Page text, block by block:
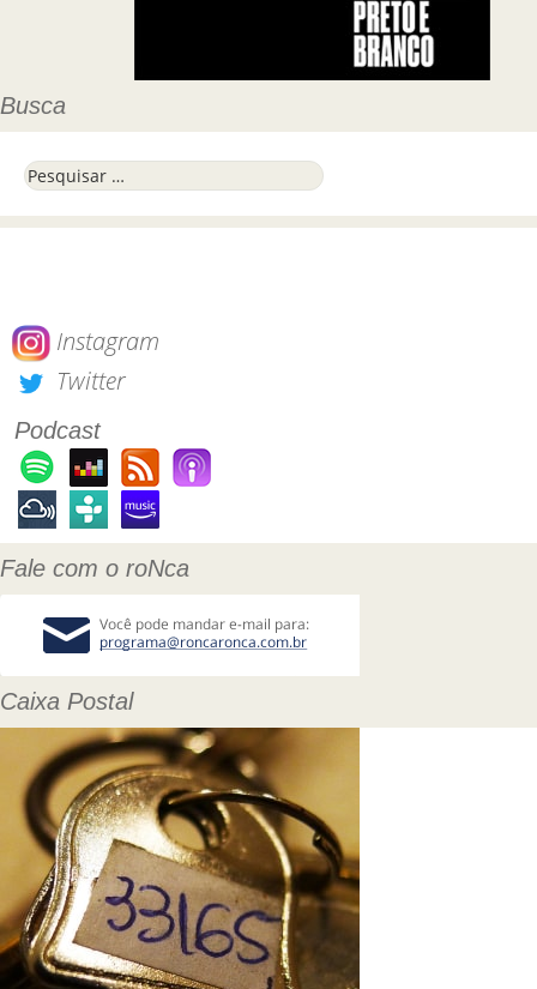
Busca
Pesquisar por:
Instagram
Twitter
Podcast
Fale com o roNca
Caixa Postal